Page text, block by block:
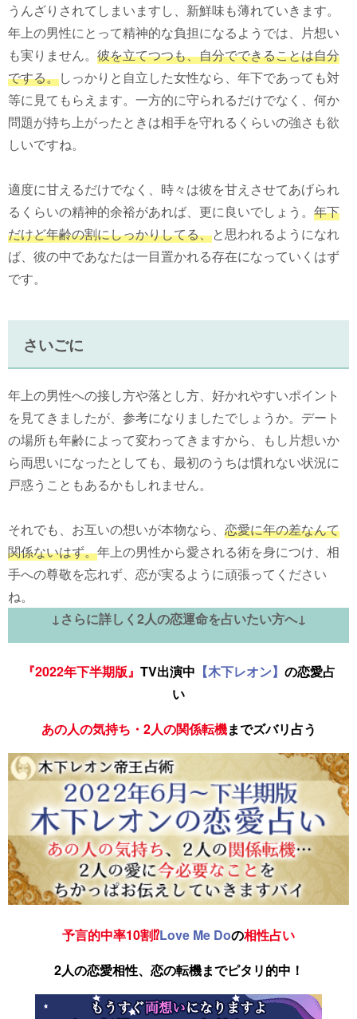
うんざりされてしまいますし、新鮮味も薄れていきます。
年上の男性にとって精神的な負担になるようでは、片想い
も実りません。 彼を立てつつも、自分でできることは自分
でする。しっかりと自立した女性なら、年下であっても対
等に見てもらえます。一方的に守られるだけでなく、何か
問題が持ち上がったときは相手を守れるくらいの強さも欲
しいですね。
適度に甘えるだけでなく、時々は彼を甘えさせてあげられ
るくらいの精神的余裕があれば、更に良いでしょう。 年下
だけど年齢の割にしっかりしてる、と思われるようになれ
ば、彼の中であなたは一目置かれる存在になっていくはず
です。
さいごに
年上の男性への接し方や落とし方、好かれやすいポイント
を見てきましたが、参考になりましたでしょうか。デート
の場所も年齢によって変わってきますから、もし片想いか
ら両思いになったとしても、最初のうちは慣れない状況に
戸惑うこともあるかもしれません。
それでも、お互いの想いが本物なら、 恋愛に年の差なんて
関係ないはず。年上の男性から愛される術を身につけ、相
手への尊敬を忘れず、恋が実るように頑張ってください
ね。
↓さらに詳しく2人の恋運命を占いたい方へ↓
『2022年下半期版』 TV出演中 【木下レオン】 の恋愛占
い
あの人の気持ち・2人の関係転機までズバリ占う
予言的中率10割⁉Love Me Doの相性占い
2人の恋愛相性、恋の転機までピタリ的中！